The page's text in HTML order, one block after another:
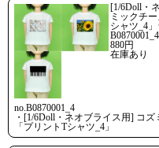
[1/6Doll・
ミックチ
シャツ_4
B0870001_4
880円
在庫あり
no.B0870001_4
・[1/6Doll・ネオブライス用] コ
「プリントTシャツ_4」